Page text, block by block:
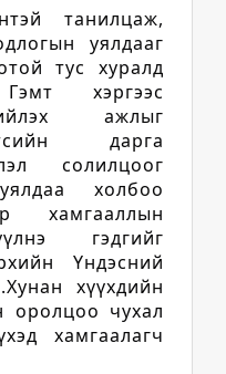
танилцаж,
уялдааг
тус хуралд
хэргээс
ажлыг
дарга
солилцоог
холбоо
хамгааллын
гэдгийг
Үндэсний
хүүхдийн
оролцоо чухал
хамгаалагч